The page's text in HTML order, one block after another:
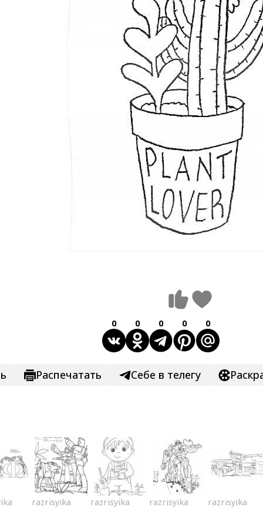
0 0 0 0 0
Распечатать Себе в телегу
razrisyika razrisyika razrisyika razrisyika